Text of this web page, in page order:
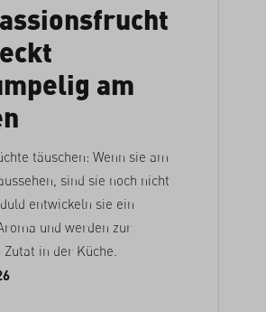
am
täuschen: Wenn sie am
sind sie noch nicht
entwickeln sie ein
und werden zur
in der Küche.